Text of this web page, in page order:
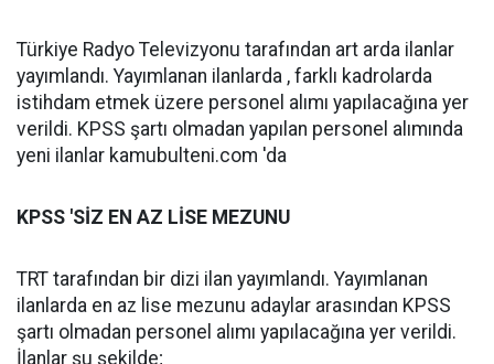
Türkiye Radyo Televizyonu tarafından art arda ilanlar
yayımlandı. Yayımlanan ilanlarda , farklı kadrolarda
istihdam etmek üzere personel alımı yapılacağına yer
verildi. KPSS şartı olmadan yapılan personel alımında
yeni ilanlar kamubulteni.com 'da
KPSS 'SİZ EN AZ LİSE MEZUNU
TRT tarafından bir dizi ilan yayımlandı. Yayımlanan
ilanlarda en az lise mezunu adaylar arasından KPSS
şartı olmadan personel alımı yapılacağına yer verildi.
İlanlar şu şekilde;